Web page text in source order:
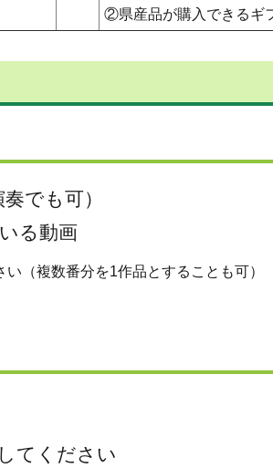
②県産品が購入できるギ
でも可）
る動画
（複数番分を1作品とすることも可）
てください